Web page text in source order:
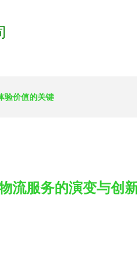
验价值的关键
流服务的演变与创